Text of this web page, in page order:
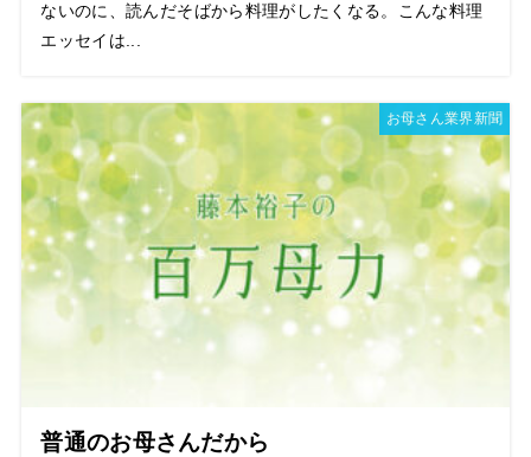
ないのに、読んだそばから料理がしたくなる。こんな料理
エッセイは...
お母さん業界新聞
普通のお母さんだから